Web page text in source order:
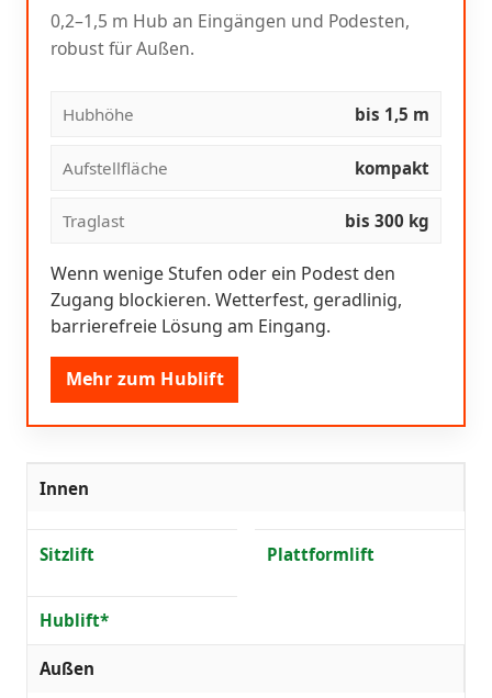
0,2–1,5 m Hub an Eingängen und Podesten,
robust für Außen.
Hubhöhe bis 1,5 m
Aufstellfläche kompakt
Traglast bis 300 kg
Wenn wenige Stufen oder ein Podest den
Zugang blockieren. Wetterfest, geradlinig,
barrierefreie Lösung am Eingang.
Mehr zum Hublift
Innen
Sitzlift Plattformlift
Hublift*
Außen